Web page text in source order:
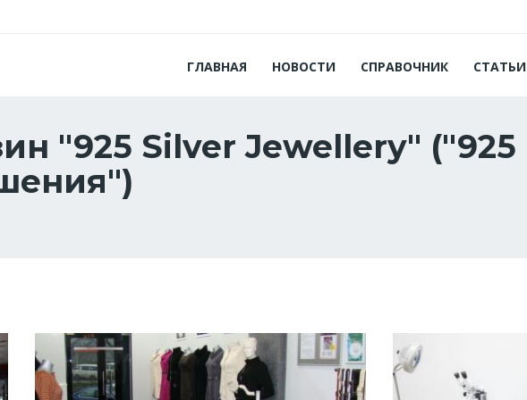
ГЛАВНАЯ НОВОСТИ СПРАВОЧНИК СТАТЬИ
"925 Silver Jewellery" ("925